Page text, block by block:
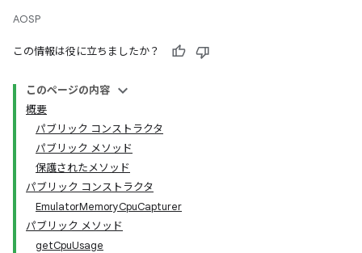
AOSP
この情報は役に立ちましたか？
このページの内容
概要
パブリック コンストラクタ
パブリック メソッド
保護されたメソッド
パブリック コンストラクタ
EmulatorMemoryCpuCapturer
パブリック メソッド
getCpuUsage